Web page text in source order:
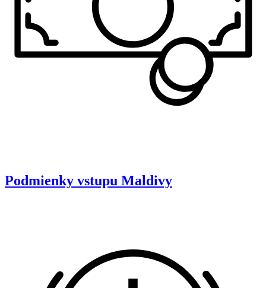
Podmienky vstupu Maldivy